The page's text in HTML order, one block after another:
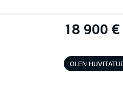
18 900 €
OLEN